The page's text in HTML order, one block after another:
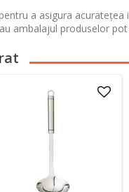
a asigura
ambalajul produselor